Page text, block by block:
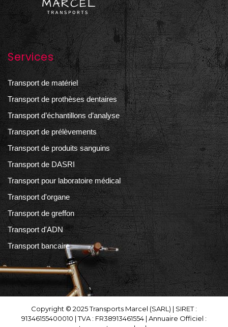
Services
Transport de matériel
Transport de prothèses dentaires
Transport d’échantillons d’analyse
Transport de prélèvements
Transport de produits sanguins
Transport de DASRI
Transport pour laboratoire médical
Transport d'organe
Transport de greffon
Transport d'ADN
Transport bancaire
Copyright © 2025 Transports Marcel (SARL) | SIRET :
91346155400010 | TVA : FR38913461554 | Annuaire Officiel :